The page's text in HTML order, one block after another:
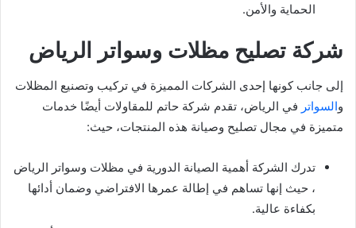
الحماية والأمن.
شركة تصليح مظلات وسواتر الرياض
إلى جانب كونها إحدى الشركات المميزة في تركيب وتصنيع المظلات
والسواتر في الرياض، تقدم شركة حاتم للمقاولات أيضًا خدمات
متميزة في مجال تصليح وصيانة هذه المنتجات، حيث:
تدرك الشركة أهمية الصيانة الدورية في مظلات وسواتر الرياض
، حيث إنها تساهم في إطالة عمرها الافتراضي وضمان أدائها
بكفاءة عالية.